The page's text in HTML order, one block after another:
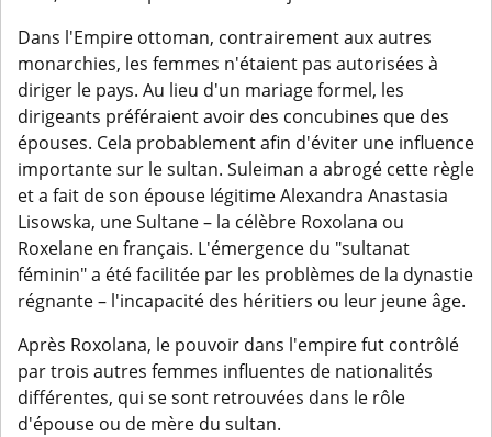
Dans l'Empire ottoman, contrairement aux autres
monarchies, les femmes n'étaient pas autorisées à
diriger le pays. Au lieu d'un mariage formel, les
dirigeants préféraient avoir des concubines que des
épouses. Cela probablement afin d'éviter une influence
importante sur le sultan. Suleiman a abrogé cette règle
et a fait de son épouse légitime Alexandra Anastasia
Lisowska, une Sultane – la célèbre Roxolana ou
Roxelane en français. L'émergence du "sultanat
féminin" a été facilitée par les problèmes de la dynastie
régnante – l'incapacité des héritiers ou leur jeune âge.
Après Roxolana, le pouvoir dans l'empire fut contrôlé
par trois autres femmes influentes de nationalités
différentes, qui se sont retrouvées dans le rôle
d'épouse ou de mère du sultan.